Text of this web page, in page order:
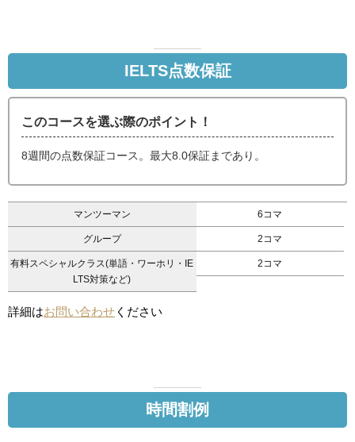
IELTS点数保証
このコースを選ぶ際のポイント！
8週間の点数保証コース。最大8.0保証まであり。
マンツーマン 6コマ
グループ 2コマ
有料スペシャルクラス(単語・ワーホリ・IE
LTS対策など)
2コマ
詳細はお問い合わせ ください
時間割例